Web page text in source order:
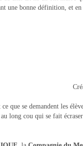
une bonne définition, et
que se demandent les
long cou qui se fait